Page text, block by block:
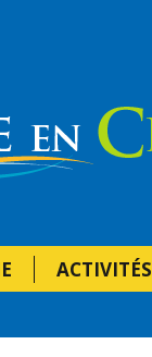
ACTIVITÉS